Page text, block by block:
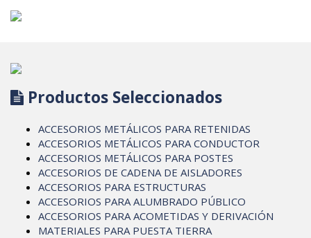
Productos Seleccionados
ACCESORIOS METÁLICOS PARA RETENIDAS
ACCESORIOS METÁLICOS PARA CONDUCTOR
ACCESORIOS METÁLICOS PARA POSTES
ACCESORIOS DE CADENA DE AISLADORES
ACCESORIOS PARA ESTRUCTURAS
ACCESORIOS PARA ALUMBRADO PÚBLICO
ACCESORIOS PARA ACOMETIDAS Y DERIVACIÓN
MATERIALES PARA PUESTA TIERRA